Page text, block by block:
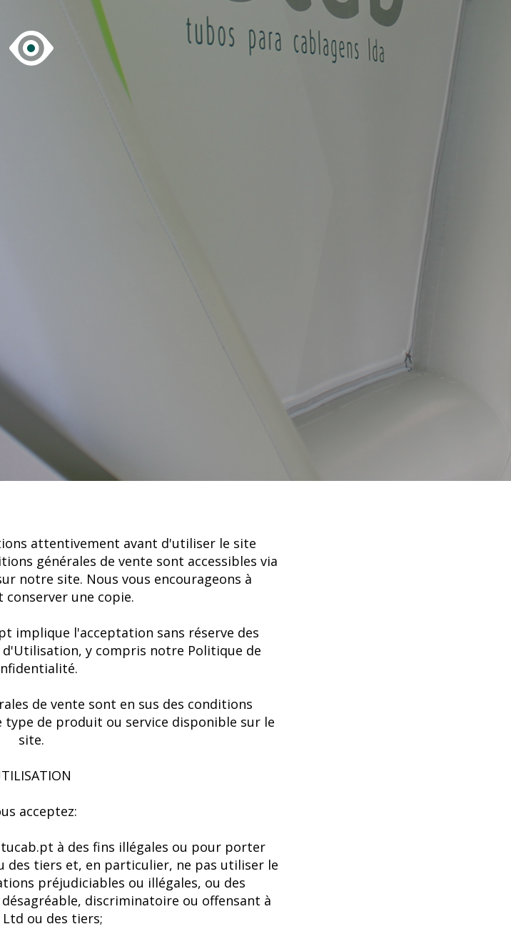
attentivement avant d'utiliser le site
générales de vente sont accessibles via
notre site. Nous vous encourageons à
une copie.
implique l'acceptation sans réserve des
d'Utilisation, y compris notre Politique de
de vente sont en sus des conditions
de produit ou service disponible sur le
site.
acceptez:
à des fins illégales ou pour porter
des tiers et, en particulier, ne pas utiliser le
préjudiciables ou illégales, ou des
discriminatoire ou offensant à
ou des tiers;